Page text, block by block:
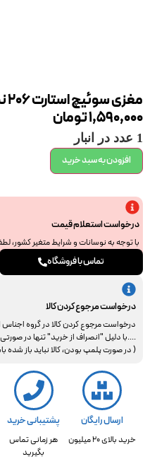
مغزی سوئیچ استارت 206 نصیر
1,590,000تومان
1 عدد در انبار
افزودن به سبد خرید
درخواست استعلام قیمت
با توجه به نوسانات و شرایط متغیر کشور،
جهت استعلام نهایی با ما هماهنگ
تماس با فروشگاه
درخواست مرجوع کردن کالا
....با دلیل "انصراف از خرید" تنها در
( در صورت پلمپ بودن، کالا نباید باز شده
ارسال رایگان
خرید بالای 20 میلیون
پشتیبانی خرید
هر زمانی تماس
بگیرید